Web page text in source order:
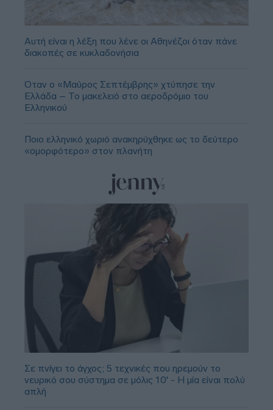
Αυτή είναι η λέξη που λένε οι Αθηνέζοι όταν πάνε
διακοπές σε κυκλαδονήσια
Όταν ο «Μαύρος Σεπτέμβρης» χτύπησε την
Ελλάδα – Το μακελειό στο αεροδρόμιο του
Ελληνικού
Ποιο ελληνικό χωριό ανακηρύχθηκε ως το δεύτερο
«ομορφότερο» στον πλανήτη
Σε πνίγει το άγχος; 5 τεχνικές που ηρεμούν το
νευρικό σου σύστημα σε μόλις 10' - Η μία είναι πολύ
απλή